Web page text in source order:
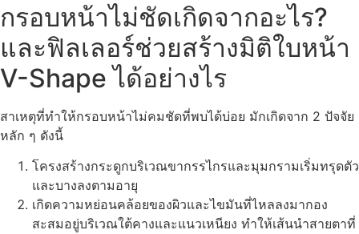
กรอบหน้าไม่ชัดเกิดจากอะไร?
และฟิลเลอร์ช่วยสร้างมิติใบหน้า
V-Shape ได้อย่างไร
สาเหตุที่ทำให้กรอบหน้าไม่คมชัดที่พบได้บ่อย มักเกิดจาก 2 ปัจจัย
หลัก ๆ ดังนี้
โครงสร้างกระดูกบริเวณขากรรไกรและมุมกรามเริ่มทรุดตัว
และบางลงตามอายุ
เกิดความหย่อนคล้อยของผิวและไขมันที่ไหลลงมากอง
สะสมอยู่บริเวณใต้คางและแนวเหนียง ทำให้เส้นนำสายตาที่